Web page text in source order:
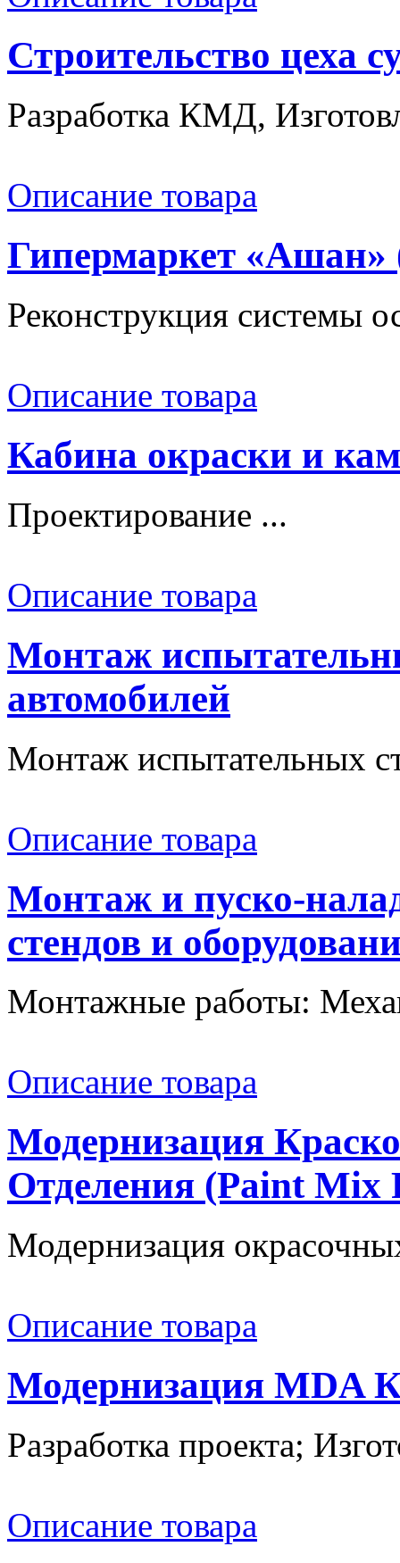
Строительство цеха
Разработка КМД,
Описание товара
Гипермаркет
Реконструкция системы
Описание товара
Кабина окраски и
Проектирование ...
Описание товара
Монтаж
автомобилей
Монтаж испытательных
Описание товара
Монтаж и пуско-
стендов и
Монтажные работы:
Описание товара
Модернизация
Отделения (Paint Mix
Модернизация
Описание товара
Модернизация MDA
Разработка проекта;
Описание товара